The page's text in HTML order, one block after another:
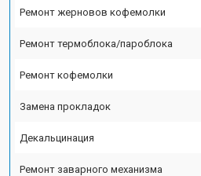
Ремонт жерновов кофемолки
Ремонт термоблока/пароблока
Ремонт кофемолки
Замена прокладок
Декальцинация
Ремонт заварного механизма